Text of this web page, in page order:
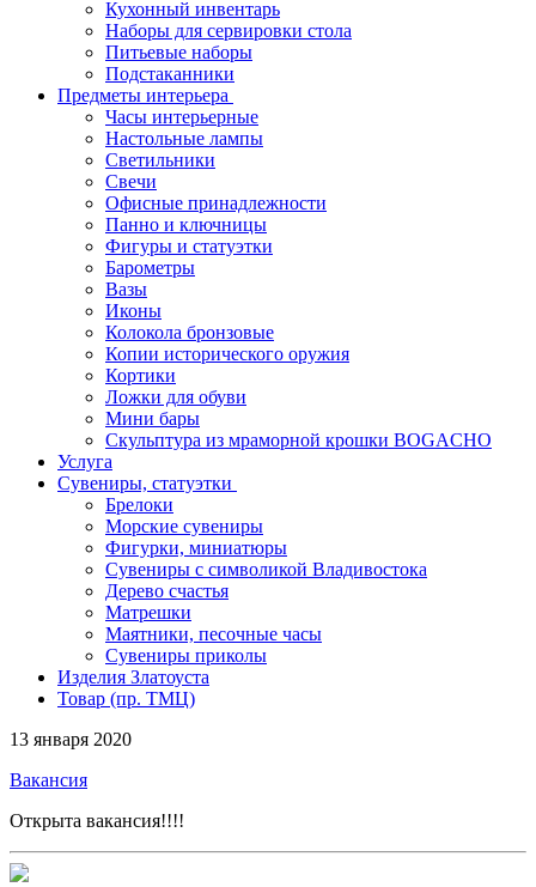
Кухонный инвентарь
Наборы для сервировки стола
Питьевые наборы
Подстаканники
Предметы интерьера
Часы интерьерные
Настольные лампы
Светильники
Свечи
Офисные принадлежности
Панно и ключницы
Фигуры и статуэтки
Барометры
Вазы
Иконы
Колокола бронзовые
Копии исторического оружия
Кортики
Ложки для обуви
Мини бары
Скульптура из мраморной крошки BOGACHO
Услуга
Сувениры, статуэтки
Брелоки
Морские сувениры
Фигурки, миниатюры
Сувениры с символикой Владивостока
Дерево счастья
Матрешки
Маятники, песочные часы
Сувениры приколы
Изделия Златоуста
Товар (пр. ТМЦ)
13 января 2020
Вакансия
Открыта вакансия!!!!